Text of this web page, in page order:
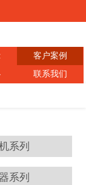
客户案例
联系我们
系列
系列